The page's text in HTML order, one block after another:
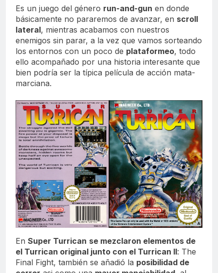
Es un juego del género run-and-gun en donde
básicamente no pararemos de avanzar, en scroll
lateral, mientras acabamos con nuestros
enemigos sin parar, a la vez que vamos sorteando
los entornos con un poco de plataformeo, todo
ello acompañado por una historia interesante que
bien podría ser la típica película de acción mata-
marciana.
En Super Turrican se mezclaron elementos de
el Turrican original junto con el Turrican II: The
Final Fight, también se añadió la posibilidad de